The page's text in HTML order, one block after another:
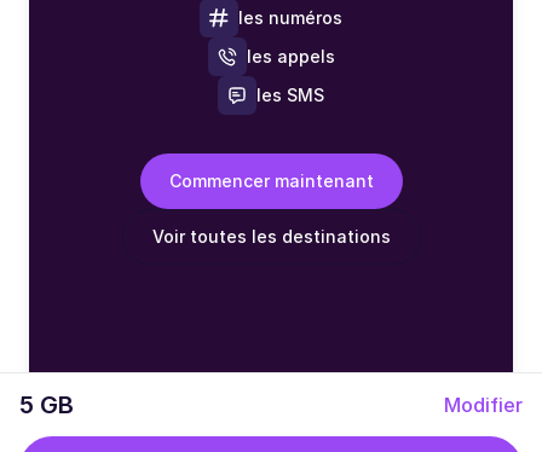
5 GB Modifier
les numéros
les appels
les SMS
Commencer maintenant
Voir toutes les destinations